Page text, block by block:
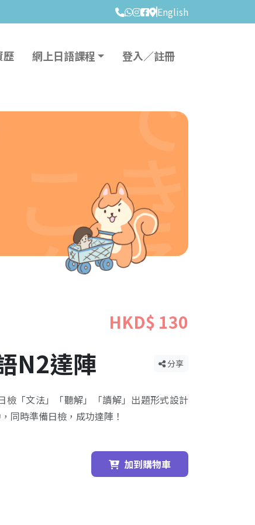
English
歷 網上日語課程 登入／註冊
HKD$ 130
N2達陣 分享
檢「文法」「聽解」「讀解」出題形式設計
同時準備日檢，成功達陣！
加到購物車